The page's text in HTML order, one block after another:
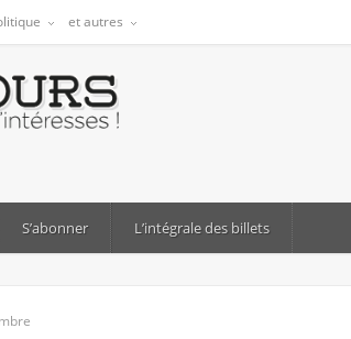
et autres
S’abonner L’intégrale des billets